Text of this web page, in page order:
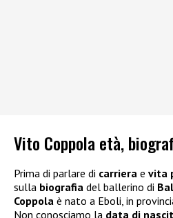
Vito Coppola età,
Prima di parlare di carriera e vita
sulla biografia del ballerino di
Coppola è nato a Eboli, in
Non conosciamo la data di